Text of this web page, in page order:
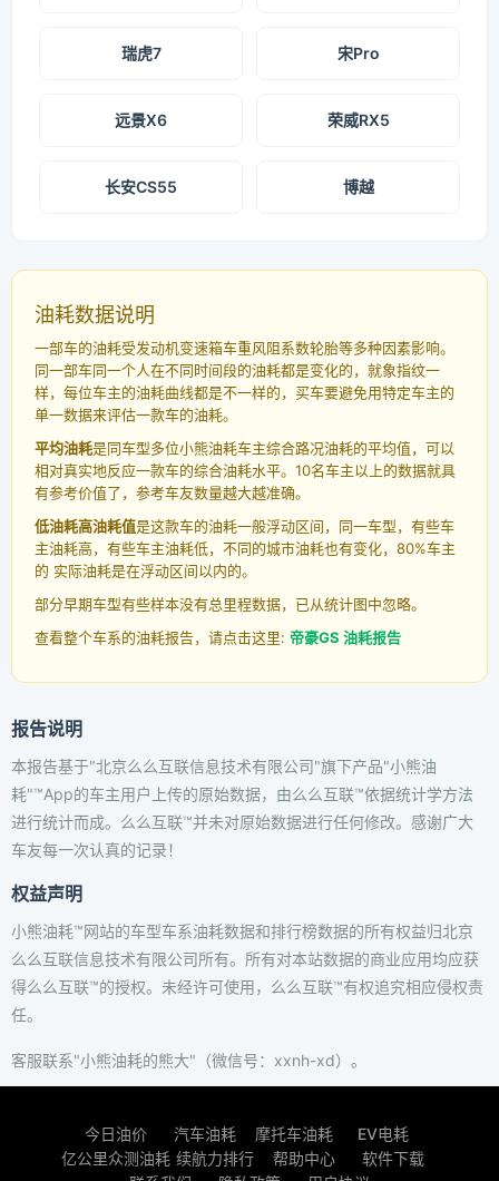
瑞虎7 宋Pro
远景X6 荣威RX5
长安CS55 博越
油耗数据说明
一部车的油耗受发动机变速箱车重风阻系数轮胎等多种因素影响。
同一部车同一个人在不同时间段的油耗都是变化的，就象指纹一
样，每位车主的油耗曲线都是不一样的，买车要避免用特定车主的
单一数据来评估一款车的油耗。
平均油耗是同车型多位小熊油耗车主综合路况油耗的平均值，可以
相对真实地反应一款车的综合油耗水平。10名车主以上的数据就具
有参考价值了，参考车友数量越大越准确。
低油耗高油耗值是这款车的油耗一般浮动区间，同一车型，有些车
主油耗高，有些车主油耗低，不同的城市油耗也有变化，80%车主
的 实际油耗是在浮动区间以内的。
部分早期车型有些样本没有总里程数据，已从统计图中忽略。
查看整个车系的油耗报告，请点击这里: 帝豪GS 油耗报告
报告说明
本报告基于"北京么么互联信息技术有限公司"旗下产品"小熊油
耗"™App的车主用户上传的原始数据，由么么互联™依据统计学方法
进行统计而成。么么互联™并未对原始数据进行任何修改。感谢广大
车友每一次认真的记录！
权益声明
小熊油耗™网站的车型车系油耗数据和排行榜数据的所有权益归北京
么么互联信息技术有限公司所有。所有对本站数据的商业应用均应获
得么么互联™的授权。未经许可使用，么么互联™有权追究相应侵权责
任。
客服联系"小熊油耗的熊大"（微信号：xxnh-xd）。
今日油价 汽车油耗 摩托车油耗
EV电耗
亿公里众测油耗 续航力排行 帮助中心
软件下载